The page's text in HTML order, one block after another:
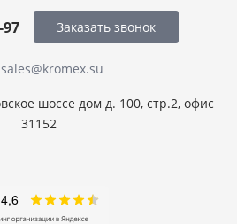
sales@kromex.su
97
шоссе дом д. 100, стр.2, офис
31152
Заказать звонок